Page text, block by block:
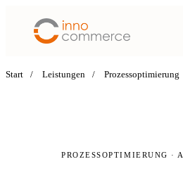
Start / Leistungen / Prozessoptimierung
PROZESSOPTIMIERUNG ·